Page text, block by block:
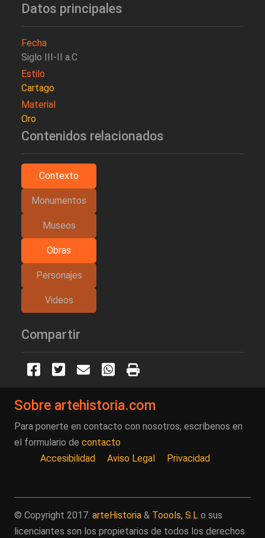
Datos principales
Fecha
Siglo III-II a.C
Estilo
Cartago
Material
Oro
Contenidos relacionados
Contexto
Monumentos
Museos
Obras
Personajes
Videos
Compartir
Sobre artehistoria.com
Para ponerte en contacto con nosotros, escríbenos en
el formulario de contacto
Accesibilidad
Aviso Legal Privacidad
© Copyright 2017. arteHistoria & Toools, S.L o sus
licenciantes son los propietarios de todos los derechos